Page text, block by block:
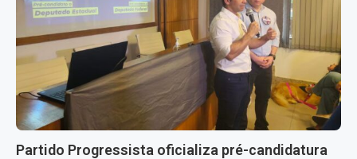
Partido Progressista oficializa pré-candidatura